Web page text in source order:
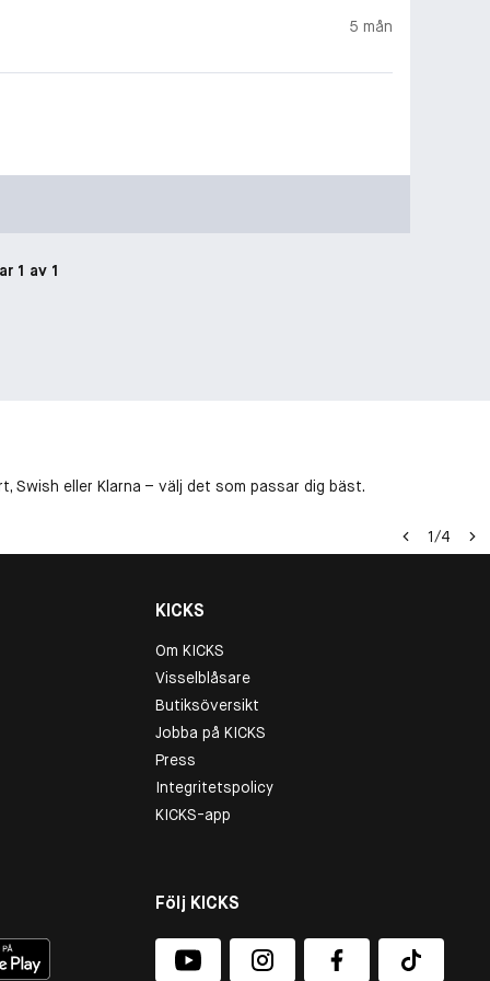
5 mån
1 av 1
Swish eller Klarna – välj det som passar dig bäst.
1/4
KICKS
Om KICKS
Visselblåsare
Butiksöversikt
Jobba på KICKS
Press
Integritetspolicy
KICKS-app
Följ KICKS